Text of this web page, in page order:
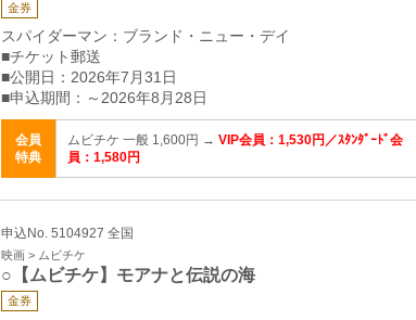
金券
スパイダーマン：ブランド・ニュー・デイ
■チケット郵送
■公開日：2026年7月31日
■申込期間：～2026年8月28日
会員
特典
ムビチケ 一般 1,600円 → VIP会員：1,530円／ｽﾀﾝﾀﾞｰﾄﾞ会
員：1,580円
申込No. 5104927 全国
映画 > ムビチケ
○【ムビチケ】モアナと伝説の海
金券